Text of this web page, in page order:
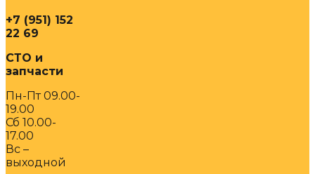
+7 (951) 152
22 69
СТО и
запчасти
Пн-Пт 09.00-
19.00
Сб 10.00-
17.00
Вс –
выходной